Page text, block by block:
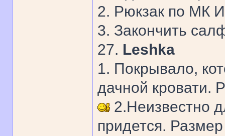
2. Рюкзак по МК
3. Закончить
27. Leshka
1. Покрывало,
дачной кровати.
2.Неизвестно
придется.